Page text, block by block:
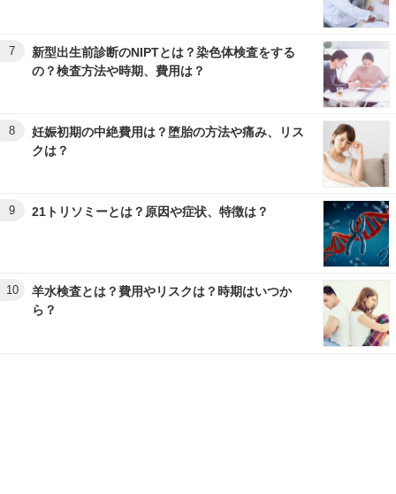
7
新型出生前診断のNIPTとは？染色体検査をする
の？検査方法や時期、費用は？
8
妊娠初期の中絶費用は？堕胎の方法や痛み、リス
クは？
9 21トリソミーとは？原因や症状、特徴は？
10
羊水検査とは？費用やリスクは？時期はいつか
ら？